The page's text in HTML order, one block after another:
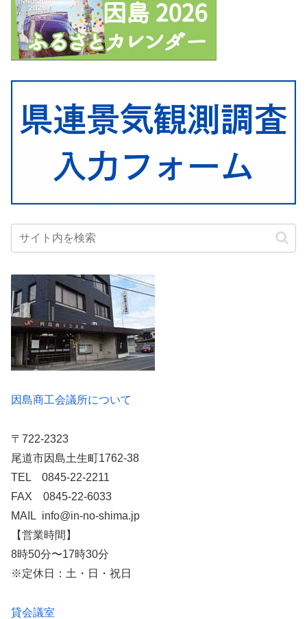
因島商工会議所について
〒722-2323
尾道市因島土生町1762-38
TEL 0845-22-2211
FAX 0845-22-6033
MAIL info@in-no-shima.jp
【営業時間】
8時50分〜17時30分
※定休日：土・日・祝日
貸会議室